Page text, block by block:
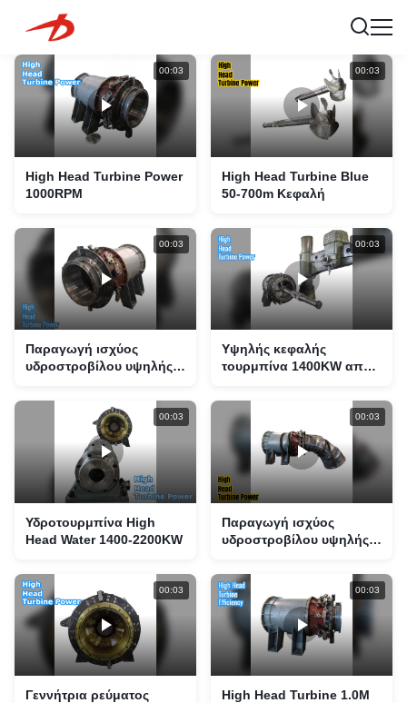
00:03
High Head Turbine Power
1000RPM
00:03
High Head Turbine Blue
50-700m Κεφαλή
00:03
Παραγωγή ισχύος
υδροστροβίλου υψηλής
00:03
Υψηλής κεφαλής
τουρμπίνα 1400KW από
00:03
Υδροτουρμπίνα High
Head Water 1400-2200KW
00:03
Παραγωγή ισχύος
υδροστροβίλου υψηλής
00:03
Γεννήτρια ρεύματος
00:03
High Head Turbine 1.0M